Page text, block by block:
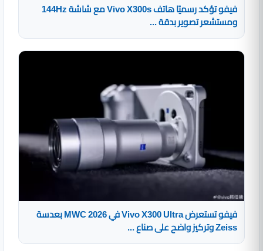
فيفو تؤكد رسميًا هاتف Vivo X300s مع شاشة 144Hz
ومستشعر تصوير بدقة ...
فيفو تستعرض Vivo X300 Ultra في MWC 2026 بعدسة
Zeiss وتركيز واضح على صناع ...